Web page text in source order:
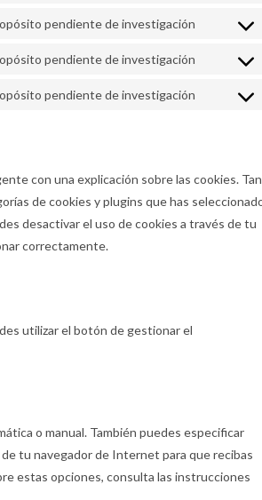
pendiente de investigación
pendiente de investigación
pendiente de investigación
con una explicación sobre las cookies. Tan
de cookies y plugins que has
desactivar el uso de cookies a través de tu
correctamente.
utilizar el botón de gestionar el
o manual. También puedes especificar
tu navegador de Internet para que recibas
estas opciones, consulta las instrucciones